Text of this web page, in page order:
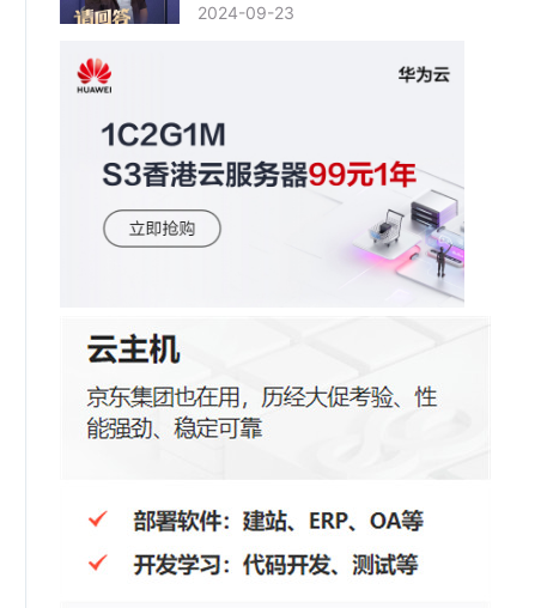
2024-09-23